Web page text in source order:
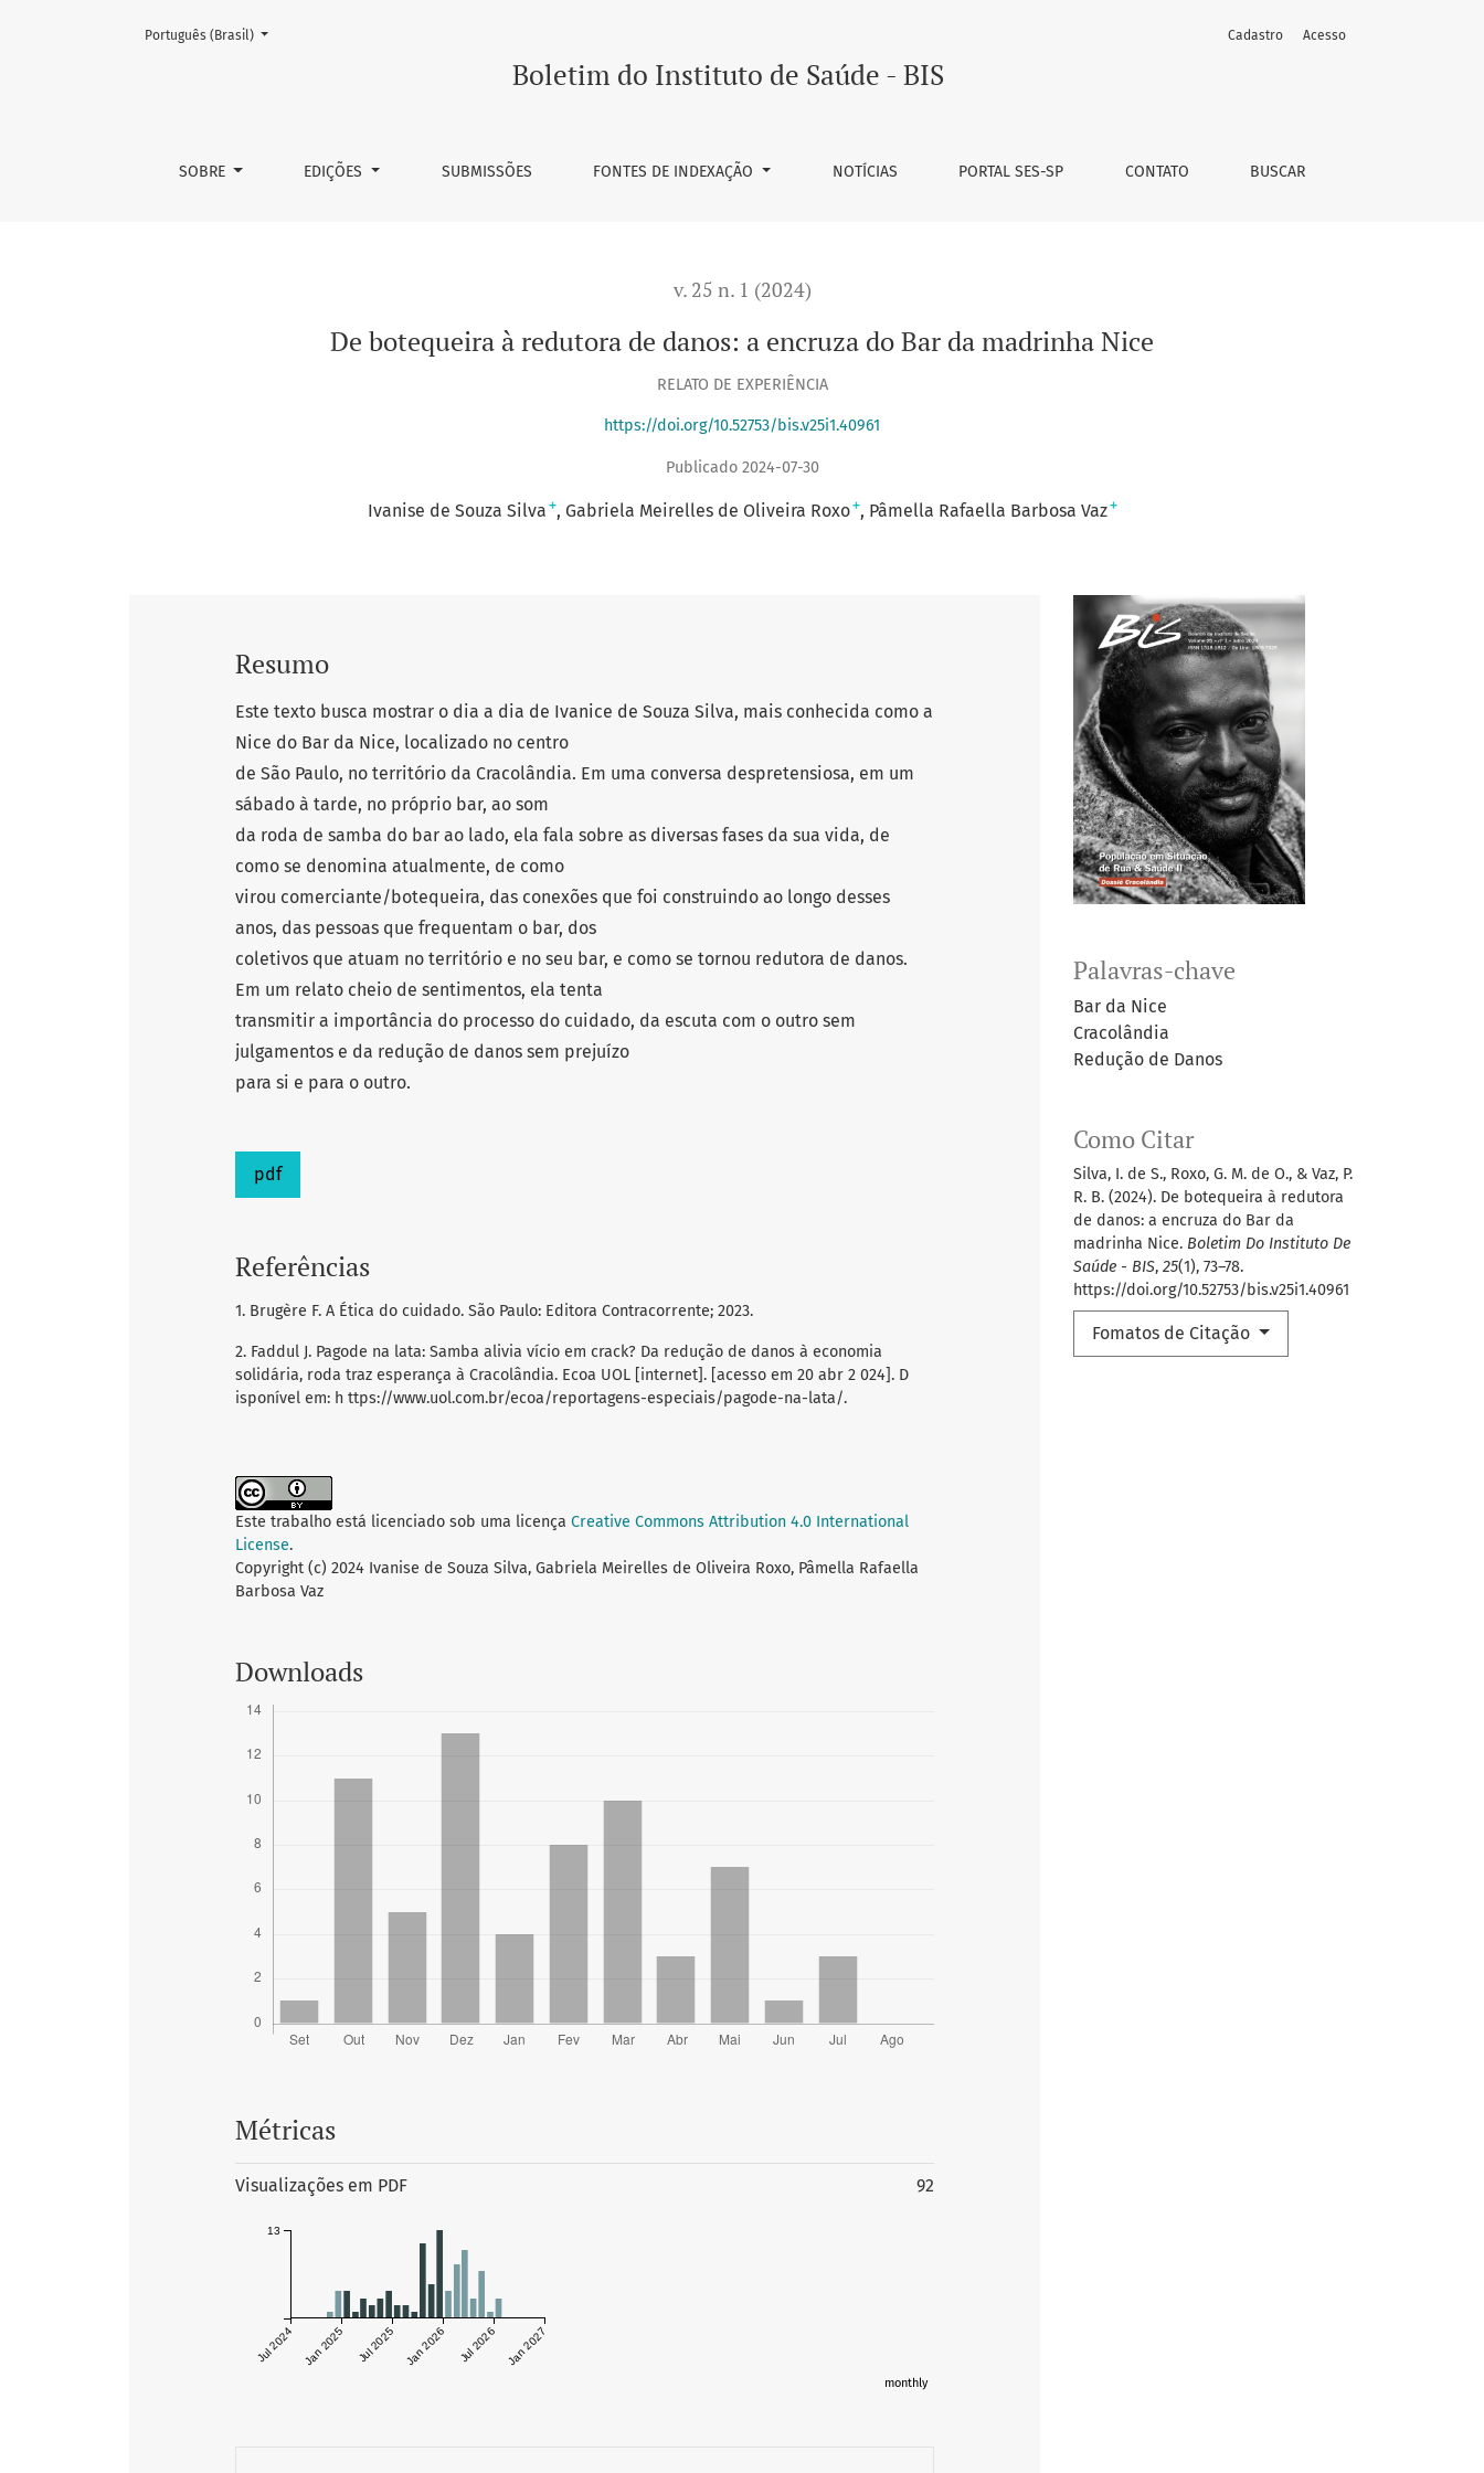
De botequeira à redutora de danos
Boletim do Instituto de Saúde - BIS
SOBRE EDIÇÕES SUBMISSÕES FONTES DE INDEXAÇÃO NOTÍCIAS PORTAL SES-SP CONTATO BUSCAR
Cadastro Acesso
Mudar o idioma. O atual é:
Português (Brasil)
v. 25 n. 1 (2024)
De botequeira à redutora de danos: a encruza do Bar da madrinha Nice
RELATO DE EXPERIÊNCIA
https://doi.org/10.52753/bis.v25i1.40961
Publicado 2024-07-30
Ivanise de Souza Silva + Gabriela Meirelles de Oliveira Roxo+ Pâmella Rafaella Barbosa Vaz+
Palavras-chave
Bar da Nice
Cracolândia
Redução de Danos
Como Citar
Silva, I. de S., Roxo, G. M. de O., & Vaz, P.
R. B. (2024). De botequeira à redutora
de danos: a encruza do Bar da
madrinha Nice. Boletim Do Instituto De
Saúde - BIS, 25(1), 73–78.
https://doi.org/10.52753/bis.v25i1.40961
Fomatos de Citação
Resumo
Este texto busca mostrar o dia a dia de Ivanice de Souza Silva, mais conhecida como a
Nice do Bar da Nice, localizado no centro
de São Paulo, no território da Cracolândia. Em uma conversa despretensiosa, em um
sábado à tarde, no próprio bar, ao som
da roda de samba do bar ao lado, ela fala sobre as diversas fases da sua vida, de
como se denomina atualmente, de como
virou comerciante/botequeira, das conexões que foi construindo ao longo desses
anos, das pessoas que frequentam o bar, dos
coletivos que atuam no território e no seu bar, e como se tornou redutora de danos.
Em um relato cheio de sentimentos, ela tenta
transmitir a importância do processo do cuidado, da escuta com o outro sem
julgamentos e da redução de danos sem prejuízo
para si e para o outro.
pdf
Referências
1. Brugère F. A Ética do cuidado. São Paulo: Editora Contracorrente; 2023.
2. Faddul J. Pagode na lata: Samba alivia vício em crack? Da redução de danos à economia
solidária, roda traz esperança à Cracolândia. Ecoa UOL [internet]. [acesso em 20 abr 2 024]. D
isponível em: h ttps://www.uol.com.br/ecoa/reportagens-especiais/pagode-na-lata/.
Este trabalho está licenciado sob uma licença Creative Commons Attribution 4.0 International
License.
Copyright (c) 2024 Ivanise de Souza Silva, Gabriela Meirelles de Oliveira Roxo, Pâmella Rafaella
Barbosa Vaz
Downloads
Métricas
Visualizações em PDF 92
Jul 2024 Jan 2025 Jul 2025 Jan 2026 Jul 2026 Jan 2027
13
monthly